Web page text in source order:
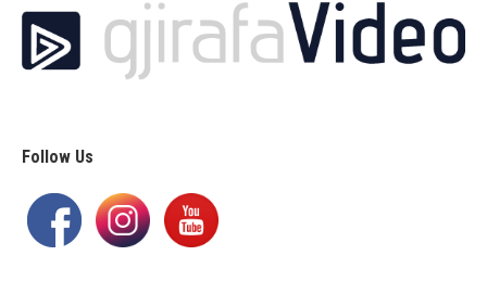
Follow Us